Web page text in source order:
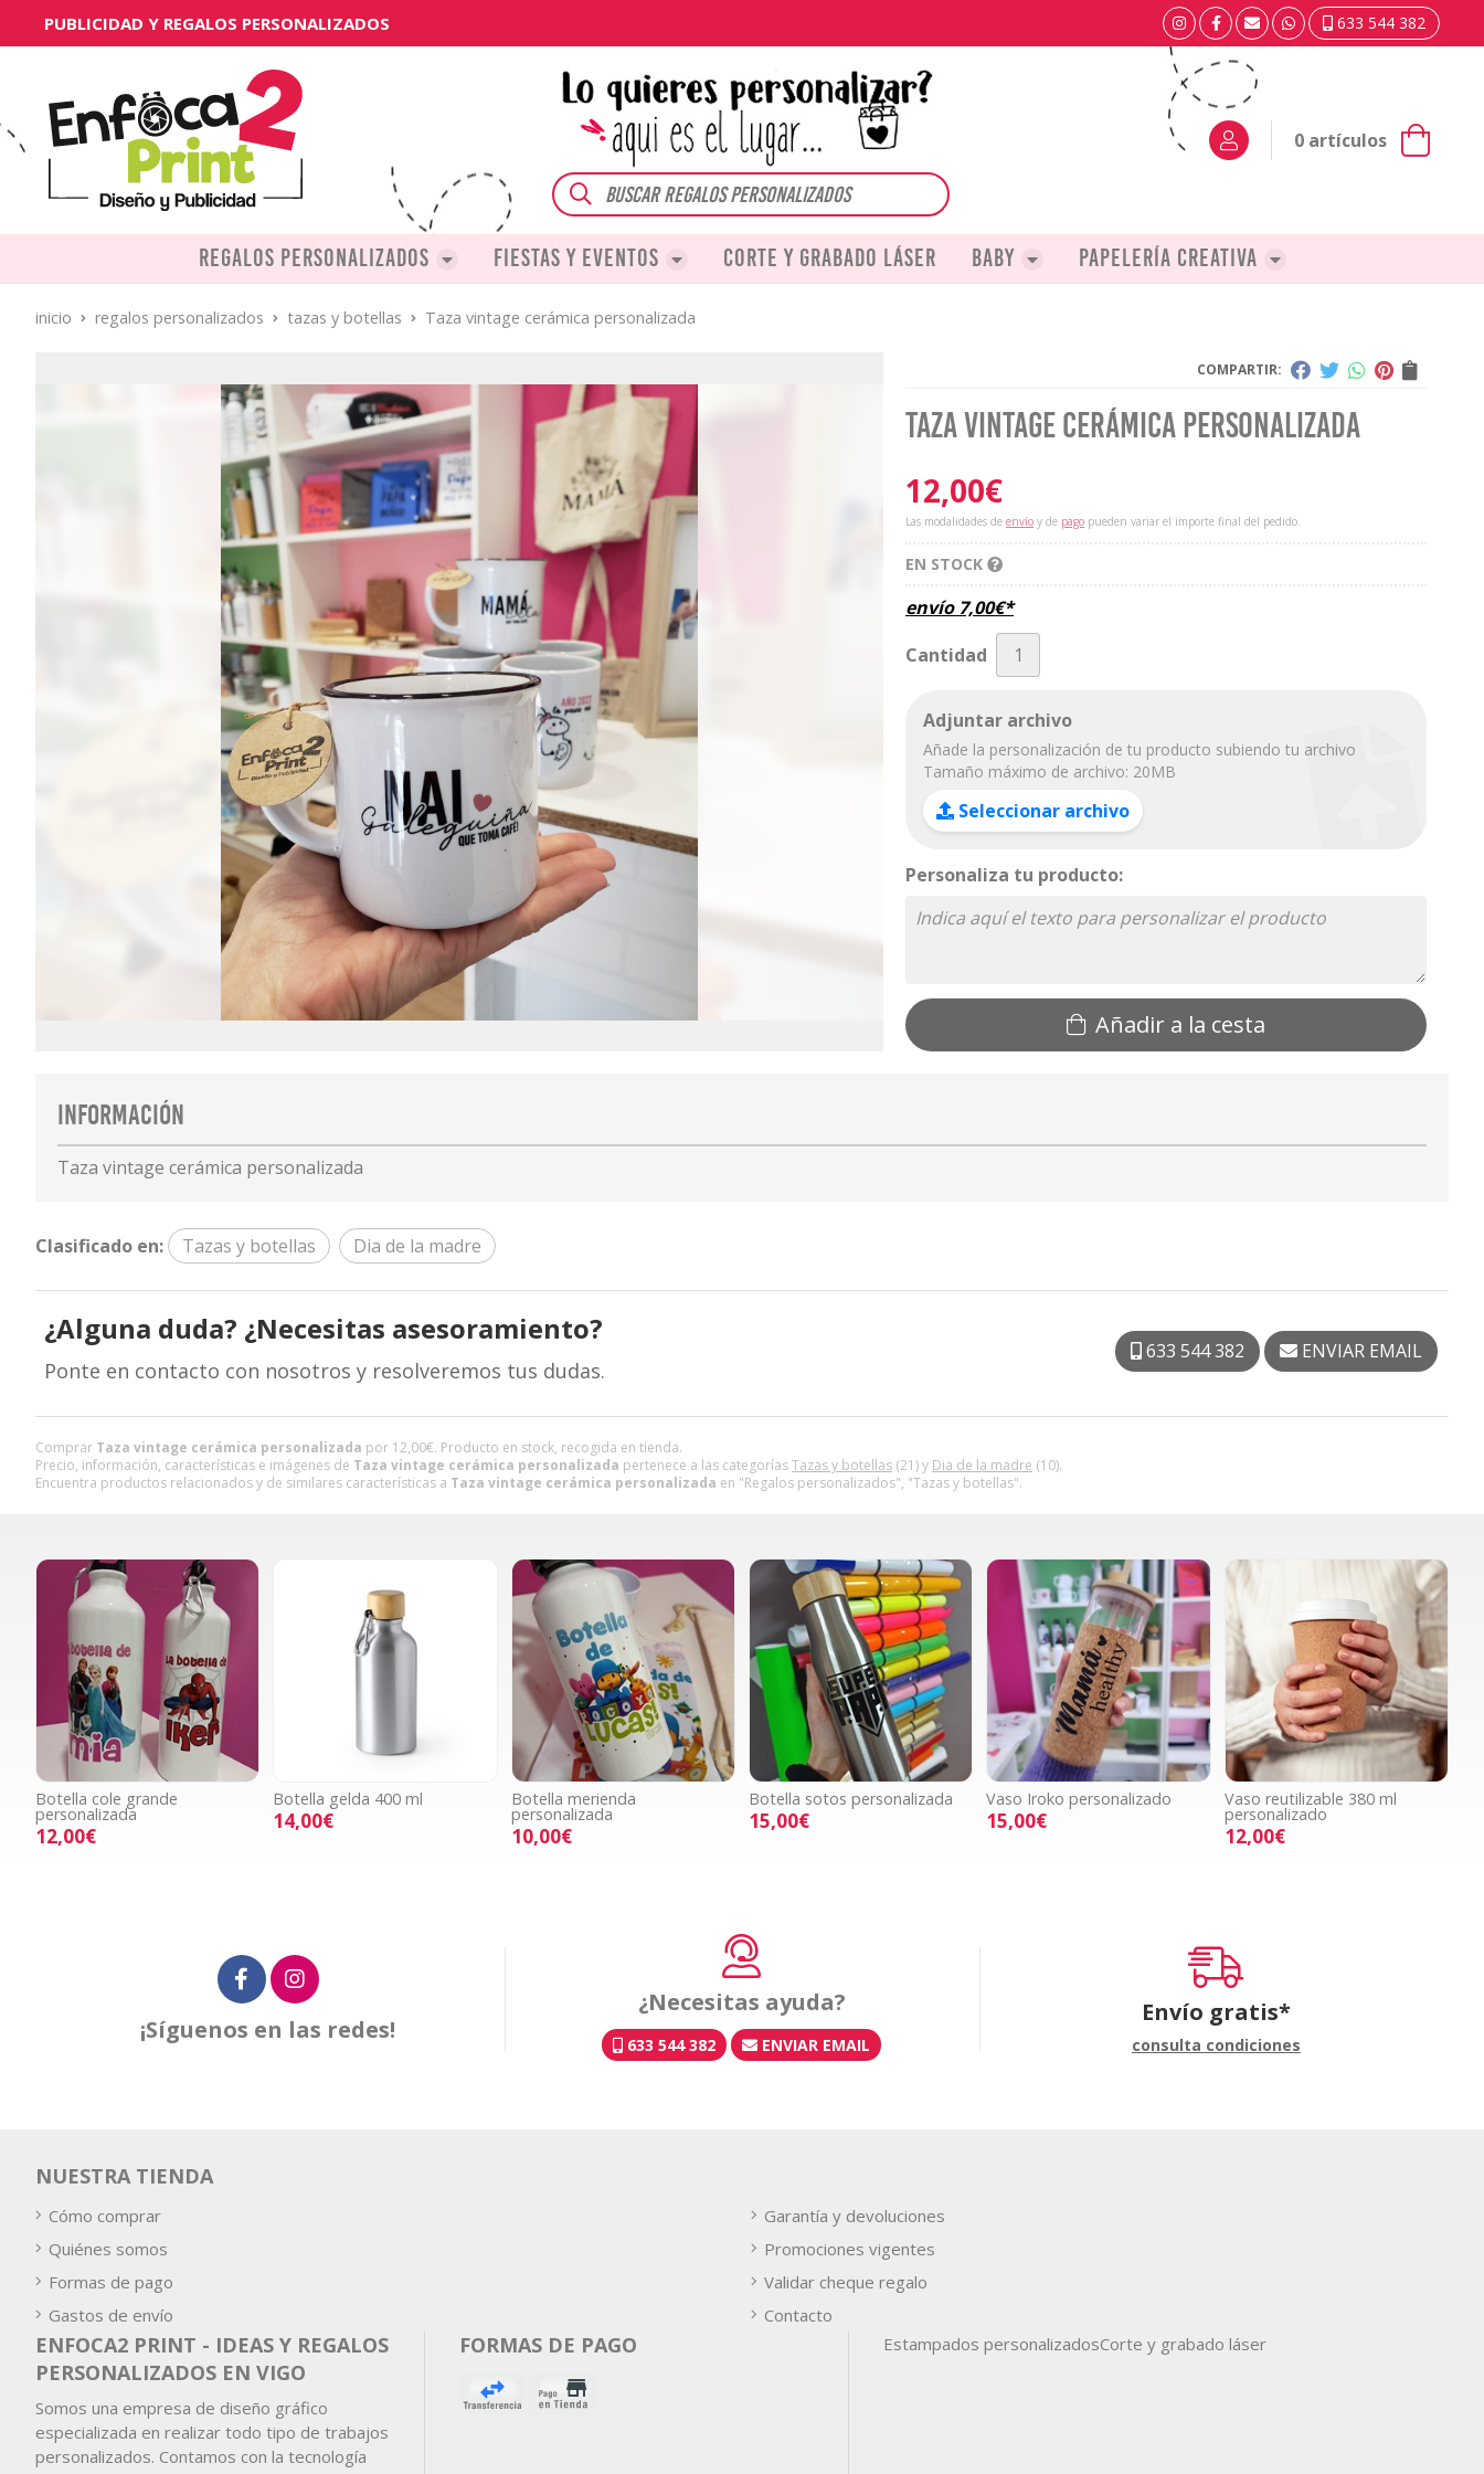
PUBLICIDAD Y REGALOS PERSONALIZADOS 633 544 382
Buscar
0 artículos
Regalos personalizados Fiestas y eventos Corte y grabado láser Baby Papelería creativa
inicio regalos personalizados tazas y botellas Taza vintage cerámica personalizada
COMPARTIR:
Taza vintage cerámica personalizada
12,00€
Las modalidades de envío y de pago pueden variar el importe final del pedido.
EN STOCK
envío 7,00€*
Cantidad
Adjuntar archivo
Añade la personalización de tu producto subiendo tu archivo
Tamaño máximo de archivo: 20MB
Seleccionar archivo
Personaliza tu producto:
Añadir a la cesta
Comprar Taza vintage cerámica personalizada por 12,00€. Producto en stock, recogida en tienda.
Precio, información, características e imágenes de Taza vintage cerámica personalizada pertenece a las categoríasTazas y botellas (21) y Dia de la madre (10).
Encuentra productos relacionados y de similares características a Taza vintage cerámica personalizada en "Regalos personalizados", "Tazas y botellas".
Información
Taza vintage cerámica personalizada
Clasificado en: Tazas y botellas Dia de la madre
¿Alguna duda? ¿Necesitas asesoramiento?
Ponte en contacto con nosotros y resolveremos tus dudas.
633 544 382 ENVIAR EMAIL
Botella cole grande
personalizada
12,00€
Botella gelda 400 ml
14,00€
Botella merienda
personalizada
10,00€
Botella sotos personalizada
15,00€
Vaso Iroko personalizado
15,00€
Vaso reutilizable 380 ml
personalizado
12,00€
¡Síguenos en las redes!
¿Necesitas ayuda?
633 544 382 ENVIAR EMAIL
Envío gratis*
consulta condiciones
ENFOCA2 PRINT - IDEAS Y REGALOS
PERSONALIZADOS EN VIGO
Somos una empresa de diseño gráfico
especializada en realizar todo tipo de trabajos
personalizados. Contamos con la tecnología
FORMAS DE PAGO
NUESTRA TIENDA
Cómo comprar
Quiénes somos
Formas de pago
Gastos de envío
Garantía y devoluciones
Promociones vigentes
Validar cheque regalo
Contacto
Estampados personalizadosCorte y grabado láser